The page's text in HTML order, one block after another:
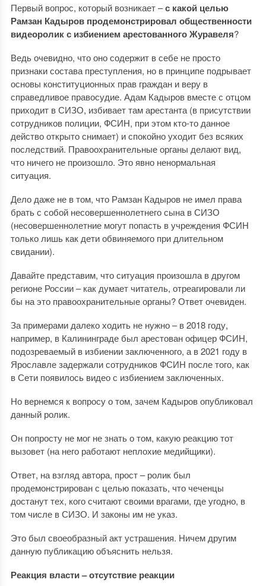
Первый вопрос, который возникает –с какой целью
Рамзан Кадыров продемонстрировал общественности
видеоролик с избиением арестованного Журавеля?
Ведь очевидно, что оно содержит в себе не просто
признаки состава преступления, но в принципе подрывает
основы конституционных прав граждан и веру в
справедливое правосудие. Адам Кадыров вместе с отцом
приходит в СИЗО, избивает там арестанта (в присутствии
сотрудников полиции, ФСИН, при этом кто-то данное
действо открыто снимает) и спокойно уходит без всяких
последствий. Правоохранительные органы делают вид,
что ничего не произошло. Это явно ненормальная
ситуация.
Дело даже не в том, что Рамзан Кадыров не имел права
брать с собой несовершеннолетнего сына в СИЗО
(несовершеннолетние могут попасть в учреждения ФСИН
только лишь как дети обвиняемого при длительном
свидании).
Давайте представим, что ситуация произошла в другом
регионе России – как думает читатель, отреагировали ли
бы на это правоохранительные органы? Ответ очевиден.
За примерами далеко ходить не нужно – в 2018 году,
например, в Калининграде был арестован офицер ФСИН,
подозреваемый в избиении заключенного, а в 2021 году в
Ярославле задержали сотрудников ФСИН после того, как
в Сети появилось видео с избиением заключенных.
Но вернемся к вопросу о том, зачем Кадыров опубликовал
данный ролик.
Он попросту не мог не знать о том, какую реакцию тот
вызовет (на него работают неплохие медийщики).
Ответ, на взгляд автора, прост – ролик был
продемонстрирован с целью показать, что чеченцы
достанут тех, кого считают своими врагами, где угодно, в
том числе в СИЗО. И законы им не указ.
Это был своеобразный акт устрашения. Ничем другим
данную публикацию объяснить нельзя.
Реакция власти – отсутствие реакции